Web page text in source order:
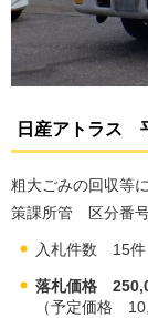
日産アトラス
粗大ごみの回収等
策課所管 区分番号
入札件数 15件
落札価格
（予定価格